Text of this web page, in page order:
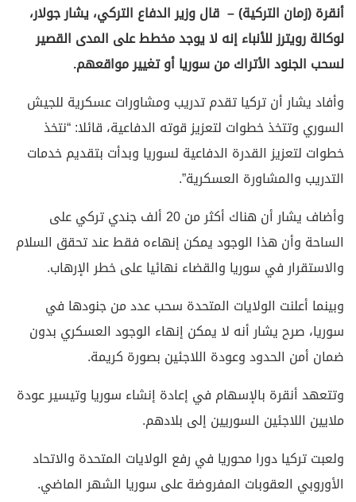
أنقرة (زمان التركية) – قال وزير الدفاع التركي، يشار جولار،
لوكالة رويترز للأنباء إنه لا يوجد مخطط على المدى القصير
لسحب الجنود الأتراك من سوريا أو تغيير مواقعهم.
وأفاد يشار أن تركيا تقدم تدريب ومشاورات عسكرية للجيش
السوري وتتخذ خطوات لتعزيز قوته الدفاعية، قائلا: “نتخذ
خطوات لتعزيز القدرة الدفاعية لسوريا وبدأت بتقديم خدمات
التدريب والمشاورة العسكرية”.
وأضاف يشار أن هناك أكثر من 20 ألف جندي تركي على
الساحة وأن هذا الوجود يمكن إنهاءه فقط عند تحقق السلام
والاستقرار في سوريا والقضاء نهائيا على خطر الإرهاب.
وبينما أعلنت الولايات المتحدة سحب عدد من جنودها في
سوريا، صرح يشار أنه لا يمكن إنهاء الوجود العسكري بدون
ضمان أمن الحدود وعودة اللاجئين بصورة كريمة.
وتتعهد أنقرة بالإسهام في إعادة إنشاء سوريا وتيسير عودة
ملايين اللاجئين السوريين إلى بلادهم.
ولعبت تركيا دورا محوريا في رفع الولايات المتحدة والاتحاد
الأوروبي العقوبات المفروضة على سوريا الشهر الماضي.